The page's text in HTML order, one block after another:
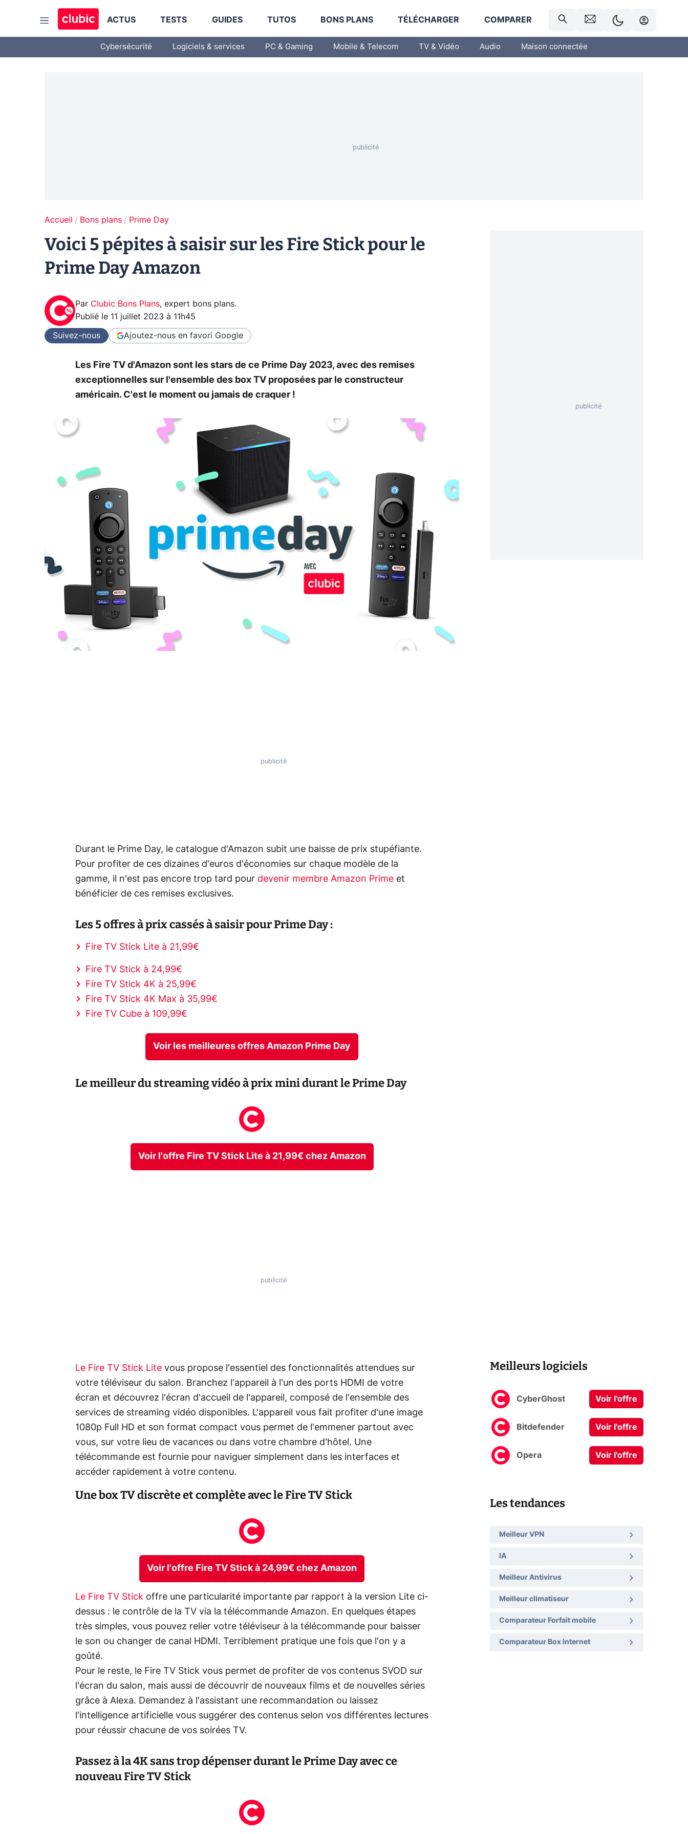
ACTUS TESTS GUIDES TUTOS BONS PLANS TÉLÉCHARGER COMPARER
Cybersécurité Logiciels & services PC & Gaming Mobile & Telecom TV & Vidéo Audio Maison connectée
Accueil Bons plans Prime Day
Voici 5 pépites à saisir sur les Fire Stick pour le
Prime Day Amazon
Par Clubic Bons Plans, expert bons plans.
Publié le 11 juillet 2023 à 11h45
Suivez-nous Ajoutez-nous en favori Google
Les Fire TV d'Amazon sont les stars de ce Prime Day 2023, avec des remises
exceptionnelles sur l'ensemble des box TV proposées par le constructeur
américain. C'est le moment ou jamais de craquer !
Durant le Prime Day, le catalogue d'Amazon subit une baisse de prix stupéfiante.
Pour profiter de ces dizaines d'euros d'économies sur chaque modèle de la
gamme, il n'est pas encore trop tard pour devenir membre Amazon Prime et
bénéficier de ces remises exclusives.
Les 5 offres à prix cassés à saisir pour Prime Day :
Fire TV Stick Lite à 21,99€
Fire TV Stick à 24,99€
Fire TV Stick 4K à 25,99€
Fire TV Stick 4K Max à 35,99€
Fire TV Cube à 109,99€
Voir les meilleures offres Amazon Prime Day
Le meilleur du streaming vidéo à prix mini durant le Prime Day
Voir l'offre Fire TV Stick Lite à 21,99€ chez Amazon
Le Fire TV Stick Lite vous propose l'essentiel des fonctionnalités attendues sur
votre téléviseur du salon. Branchez l'appareil à l'un des ports HDMI de votre
écran et découvrez l'écran d'accueil de l'appareil, composé de l'ensemble des
services de streaming vidéo disponibles. L'appareil vous fait profiter d'une image
1080p Full HD et son format compact vous permet de l'emmener partout avec
vous, sur votre lieu de vacances ou dans votre chambre d'hôtel. Une
télécommande est fournie pour naviguer simplement dans les interfaces et
accéder rapidement à votre contenu.
Une box TV discrète et complète avec le Fire TV Stick
Voir l'offre Fire TV Stick à 24,99€ chez Amazon
Le Fire TV Stick offre une particularité importante par rapport à la version Lite ci-
dessus : le contrôle de la TV via la télécommande Amazon. En quelques étapes
très simples, vous pouvez relier votre téléviseur à la télécommande pour baisser
le son ou changer de canal HDMI. Terriblement pratique une fois que l'on y a
goûté.
Pour le reste, le Fire TV Stick vous permet de profiter de vos contenus SVOD sur
l'écran du salon, mais aussi de découvrir de nouveaux films et de nouvelles séries
grâce à Alexa. Demandez à l'assistant une recommandation ou laissez
l'intelligence artificielle vous suggérer des contenus selon vos différentes lectures
pour réussir chacune de vos soirées TV.
Passez à la 4K sans trop dépenser durant le Prime Day avec ce
nouveau Fire TV Stick
Meilleurs logiciels
CyberGhost Voir l'offre
Bitdefender Voir l'offre
Opera Voir l'offre
Les tendances
Meilleur VPN
IA
Meilleur Antivirus
Meilleur climatiseur
Comparateur Forfait mobile
Comparateur Box Internet